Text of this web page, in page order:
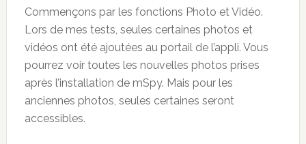
Commençons par les fonctions Photo et Vidéo.
Lors de mes tests, seules certaines photos et
vidéos ont été ajoutées au portail de l’appli. Vous
pourrez voir toutes les nouvelles photos prises
après l’installation de mSpy. Mais pour les
anciennes photos, seules certaines seront
accessibles.